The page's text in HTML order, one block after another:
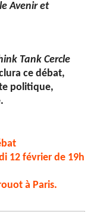
Avenir et
Tank Cercle
ce débat,
politique,
12 février de 19h
à Paris.